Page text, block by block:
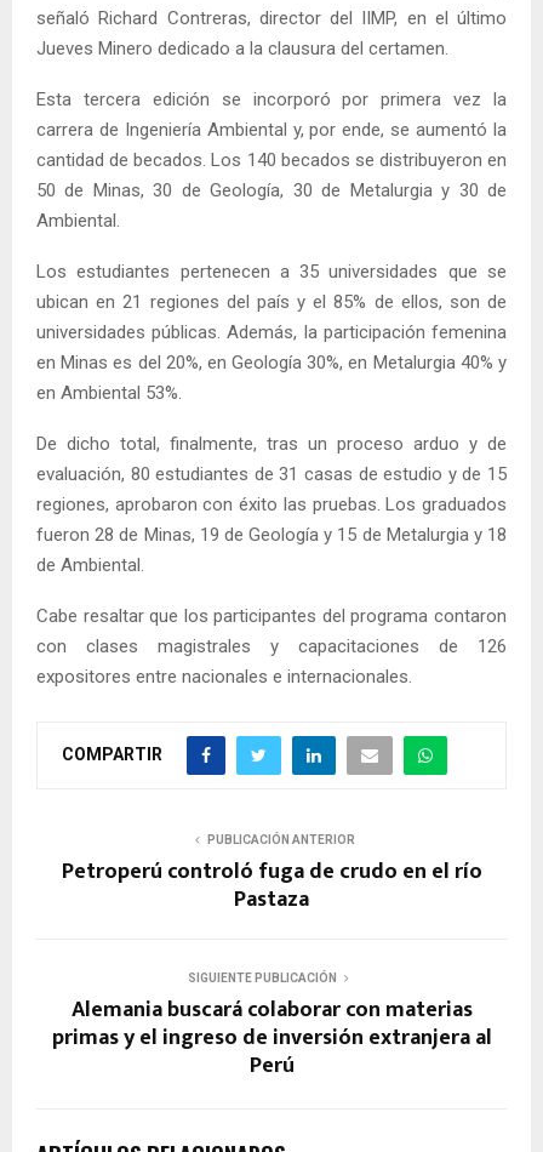
señaló Richard Contreras, director del IIMP, en el último
Jueves Minero dedicado a la clausura del certamen.
Esta tercera edición se incorporó por primera vez la
carrera de Ingeniería Ambiental y, por ende, se aumentó la
cantidad de becados. Los 140 becados se distribuyeron en
50 de Minas, 30 de Geología, 30 de Metalurgia y 30 de
Ambiental.
Los estudiantes pertenecen a 35 universidades que se
ubican en 21 regiones del país y el 85% de ellos, son de
universidades públicas. Además, la participación femenina
en Minas es del 20%, en Geología 30%, en Metalurgia 40% y
en Ambiental 53%.
De dicho total, finalmente, tras un proceso arduo y de
evaluación, 80 estudiantes de 31 casas de estudio y de 15
regiones, aprobaron con éxito las pruebas. Los graduados
fueron 28 de Minas, 19 de Geología y 15 de Metalurgia y 18
de Ambiental.
Cabe resaltar que los participantes del programa contaron
con clases magistrales y capacitaciones de 126
expositores entre nacionales e internacionales.
COMPARTIR
PUBLICACIÓN ANTERIOR
Petroperú controló fuga de crudo en el río
Pastaza
SIGUIENTE PUBLICACIÓN
Alemania buscará colaborar con materias
primas y el ingreso de inversión extranjera al
Perú